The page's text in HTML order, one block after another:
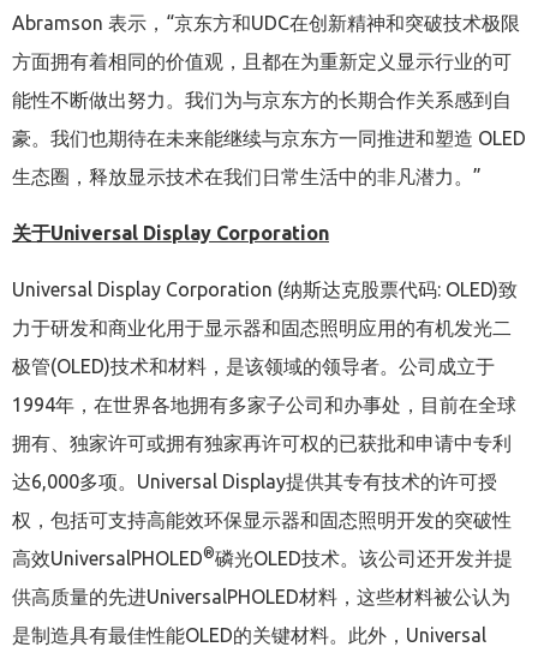
Abramson 表示，“京东方和UDC在创新精神和突破技术极限
方面拥有着相同的价值观，且都在为重新定义显示行业的可
能性不断做出努力。我们为与京东方的长期合作关系感到自
豪。我们也期待在未来能继续与京东方一同推进和塑造 OLED
生态圈，释放显示技术在我们日常生活中的非凡潜力。”
关于Universal Display Corporation
Universal Display Corporation (纳斯达克股票代码: OLED)致
力于研发和商业化用于显示器和固态照明应用的有机发光二
极管(OLED)技术和材料，是该领域的领导者。公司成立于
1994年，在世界各地拥有多家子公司和办事处，目前在全球
拥有、独家许可或拥有独家再许可权的已获批和申请中专利
达6,000多项。 Universal Display提供其专有技术的许可授
权，包括可支持高能效环保显示器和固态照明开发的突破性
高效UniversalPHOLED®磷光OLED技术。该公司还开发并提
供高质量的先进UniversalPHOLED材料，这些材料被公认为
是制造具有最佳性能OLED的关键材料。此外， Universal